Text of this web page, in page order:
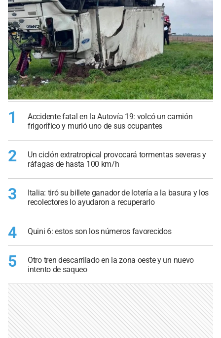
1
Accidente fatal en la Autovía 19: volcó un camión
frigorífico y murió uno de sus ocupantes
2
Un ciclón extratropical provocará tormentas severas y
ráfagas de hasta 100 km/h
3
Italia: tiró su billete ganador de lotería a la basura y los
recolectores lo ayudaron a recuperarlo
4 Quini 6: estos son los números favorecidos
5
Otro tren descarrilado en la zona oeste y un nuevo
intento de saqueo